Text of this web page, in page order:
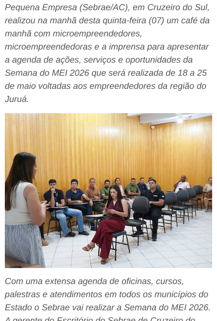
Pequena Empresa (Sebrae/AC), em Cruzeiro do Sul,
realizou na manhã desta quinta-feira (07) um café da
manhã com microempreendedores,
microempreendedoras e a imprensa para apresentar
a agenda de ações, serviços e oportunidades da
Semana do MEI 2026 que será realizada de 18 a 25
de maio voltadas aos empreendedores da região do
Juruá.
Com uma extensa agenda de oficinas, cursos,
palestras e atendimentos em todos os municípios do
Estado o Sebrae vai realizar a Semana do MEI 2026.